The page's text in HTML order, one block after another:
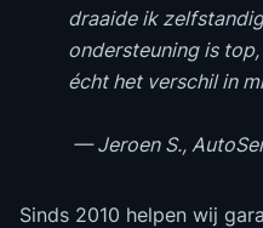
draaide ik
ondersteuning is
écht het verschil in
— Jeroen S.,
Sinds 2010 helpen wij